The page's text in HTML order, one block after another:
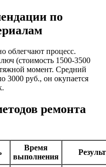
по
облегчают процесс.
(стоимость 1500-3500
момент. Средний
3000 руб., он окупается
ремонта
Время
выполнения